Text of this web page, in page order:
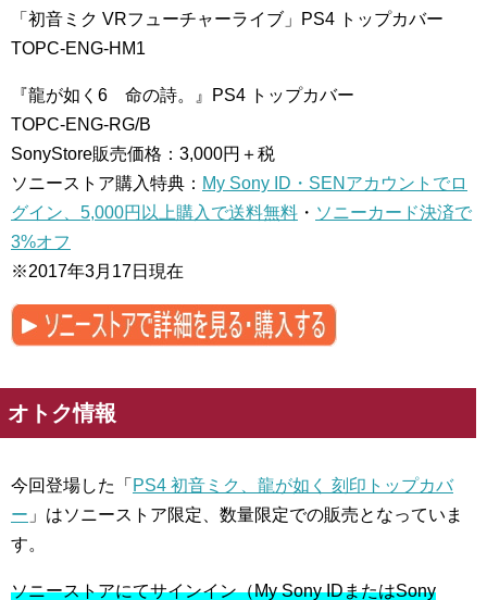
「初音ミク VRフューチャーライブ」PS4 トップカバー
TOPC-ENG-HM1
『龍が如く6 命の詩。』PS4 トップカバー
TOPC-ENG-RG/B
SonyStore販売価格：3,000円＋税
ソニーストア購入特典： My Sony ID・SENアカウントでロ
グイン、5,000円以上購入で送料無料 ・ ソニーカード決済で
3%オフ
※2017年3月17日現在
オトク情報
今回登場した「 PS4 初音ミク、龍が如く 刻印トップカバ
ー 」はソニーストア限定、数量限定での販売となっていま
す。
ソニーストアにてサインイン（My Sony IDまたはSony